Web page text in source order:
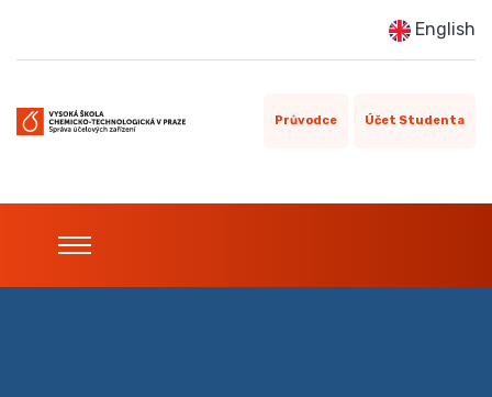
English
Průvodce Účet Studenta